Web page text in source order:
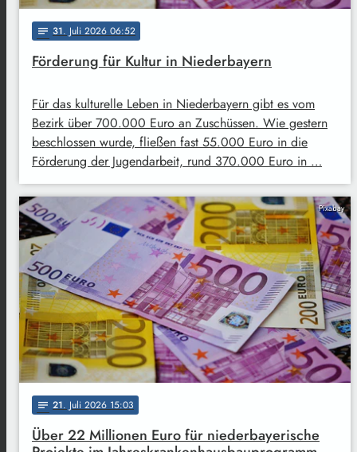
notes 31. Juli 2026 06:52
Förderung für Kultur in Niederbayern
Für das kulturelle Leben in Niederbayern gibt es vom
Bezirk über 700.000 Euro an Zuschüssen. Wie gestern
beschlossen wurde, fließen fast 55.000 Euro in die
Förderung der Jugendarbeit, rund 370.000 Euro in …
Pixabay
notes 21. Juli 2026 15:03
Über 22 Millionen Euro für niederbayerische